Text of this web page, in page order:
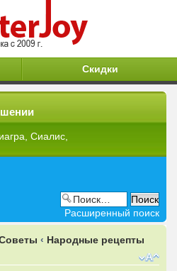
Скидки
Сиалис,
Расширенный поиск
‹ Народные рецепты